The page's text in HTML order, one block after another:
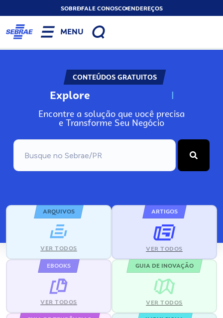
SOBREFALE CONOSCOENDEREÇOS
MENU
CONTEÚDOS GRATUITOS
Explore N
Encontre a solução que você precisa
e Transforme Seu Negócio
ARQUIVOS
VER TODOS
ARTIGOS
VER TODOS
EBOOKS
VER TODOS
GUIA DE INOVAÇÃO
VER TODOS